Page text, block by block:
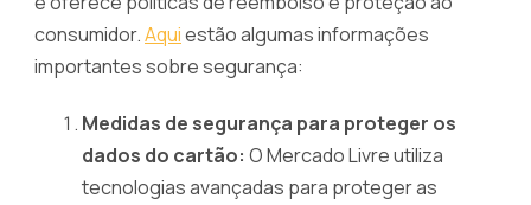
consumidor.Aquiestão algumas informações
importantes sobre segurança:
Medidas de segurança para proteger os
dados do cartão: O Mercado Livre utiliza
tecnologias avançadas para proteger as